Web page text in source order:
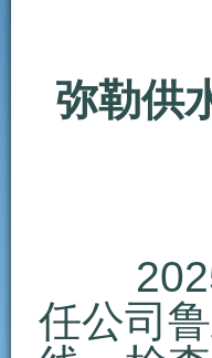
弥勒供
2025
任公司